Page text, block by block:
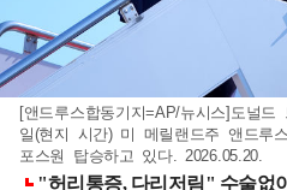
[앤드루스합동기지=AP/뉴시스]도널
일(현지 시간) 미 메릴랜드주 앤드루
포스원 탑승하고 있다. 2026.05.20.